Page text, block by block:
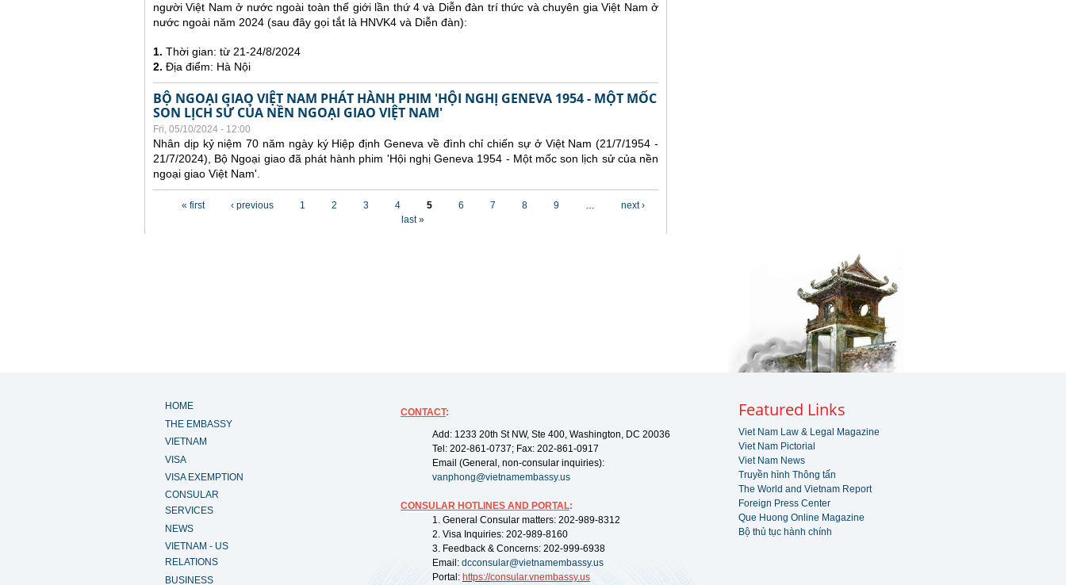
người Việt Nam ở nước ngoài toàn thế giới lần thứ 4 và Diễn đàn trí thức và chuyên gia Việt Nam ở
nước ngoài năm 2024 (sau đây gọi tắt là HNVK4 và Diễn đàn):
1. Thời gian: từ 21-24/8/2024
2. Địa điểm: Hà Nội
BỘ NGOẠI GIAO VIỆT NAM PHÁT HÀNH PHIM 'HỘI NGHỊ GENEVA 1954 - MỘT MỐC
SON LỊCH SỬ CỦA NỀN NGOẠI GIAO VIỆT NAM'
Fri, 05/10/2024 - 12:00
Nhân dịp kỷ niệm 70 năm ngày ký Hiệp định Geneva về đình chỉ chiến sự ở Việt Nam (21/7/1954 -
21/7/2024), Bộ Ngoại giao đã phát hành phim 'Hội nghị Geneva 1954 - Một mốc son lịch sử của nền
ngoại giao Việt Nam'.
« first ‹ previous 1 2 3 4 5 6 7 8 9 …
next ›
last »
HOME
THE EMBASSY
VIETNAM
VISA
VISA EXEMPTION
CONSULAR
SERVICES
NEWS
VIETNAM - US
RELATIONS
BUSINESS
CONTACT:
Add: 1233 20th St NW, Ste 400, Washington, DC 20036
Tel: 202-861-0737; Fax: 202-861-0917
Email (General, non-consular inquiries):
vanphong@vietnamembassy.us
CONSULAR HOTLINES AND PORTAL:
1. General Consular matters: 202-989-8312
2. Visa Inquiries: 202-989-8160
3. Feedback & Concerns: 202-999-6938
Email: dcconsular@vietnamembassy.us
Portal: https://consular.vnembassy.us
Featured Links
Viet Nam Law & Legal Magazine
Viet Nam Pictorial
Viet Nam News
Truyền hình Thông tấn
The World and Vietnam Report
Foreign Press Center
Que Huong Online Magazine
Bộ thủ tục hành chính